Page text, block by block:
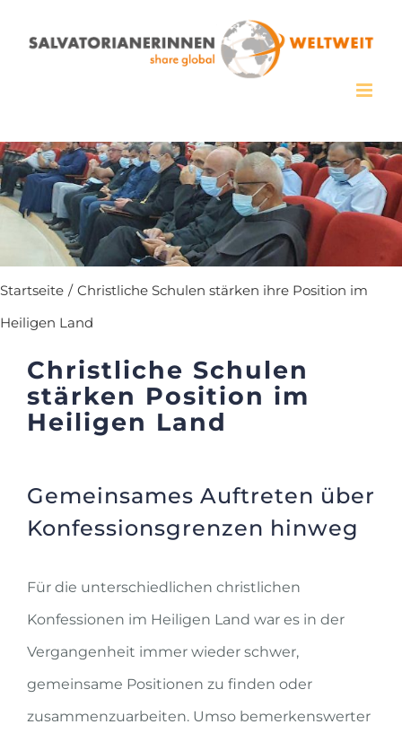
Inhalt
Startseite / Christliche Schulen stärken ihre Position im
Heiligen Land
Christliche Schulen
stärken Position im
Heiligen Land
Gemeinsames Auftreten über
Konfessionsgrenzen hinweg
Für die unterschiedlichen christlichen
Konfessionen im Heiligen Land war es in der
Vergangenheit immer wieder schwer,
gemeinsame Positionen zu finden oder
zusammenzuarbeiten. Umso bemerkenswerter